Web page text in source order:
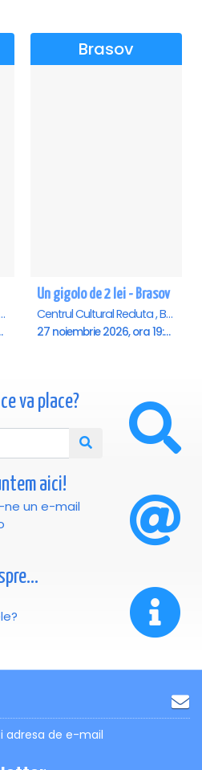
, Brasov
19:00
Brasov
Un gigolo de 2 lei - Brasov
Centrul Cultural Reduta , Brasov
27 noiembrie 2026, ora 19:00
va place?
aici!
un e-mail
adresa de e-mail